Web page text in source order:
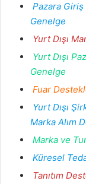
Pazara
Genelge
Yurt Dışı
Yurt Dışı
Genelge
Fuar
Yurt Dışı
Marka Alım
Marka ve
Küresel
Tanıtım